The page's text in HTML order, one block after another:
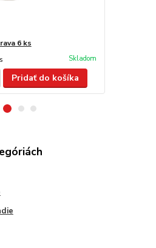
6 ks
Skladom
Pridať do košíka